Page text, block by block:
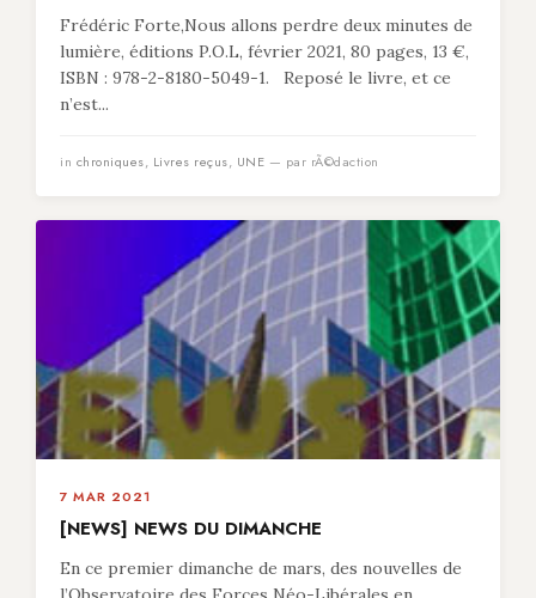
Frédéric Forte,Nous allons perdre deux minutes de
lumière, éditions P.O.L, février 2021, 80 pages, 13 €,
ISBN : 978-2-8180-5049-1. Reposé le livre, et ce
n’est...
in chroniques, Livres reçus, UNE — par rÃ©daction
7 MAR 2021
[NEWS] NEWS DU DIMANCHE
En ce premier dimanche de mars, des nouvelles de